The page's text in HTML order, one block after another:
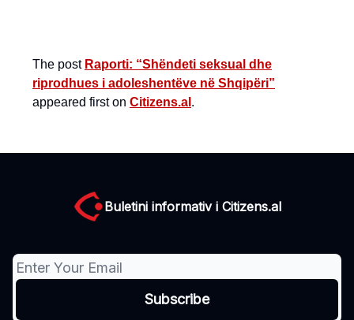
The post Raporti: “Shëndeti seksual dhe
riprodhues i adoleshentëve në Shqipëri”
appeared first on Citizens.al .
Buletini informativ i Citizens.al